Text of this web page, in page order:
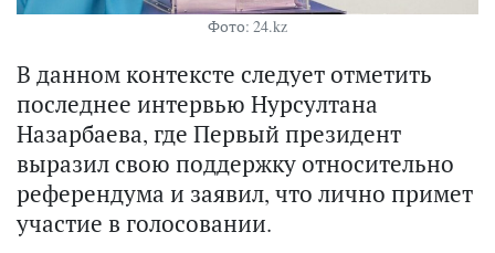
Фото: 24.kz
В данном контексте следует отметить
последнее интервью Нурсултана
Назарбаева, где Первый президент
выразил свою поддержку относительно
референдума и заявил, что лично примет
участие в голосовании.